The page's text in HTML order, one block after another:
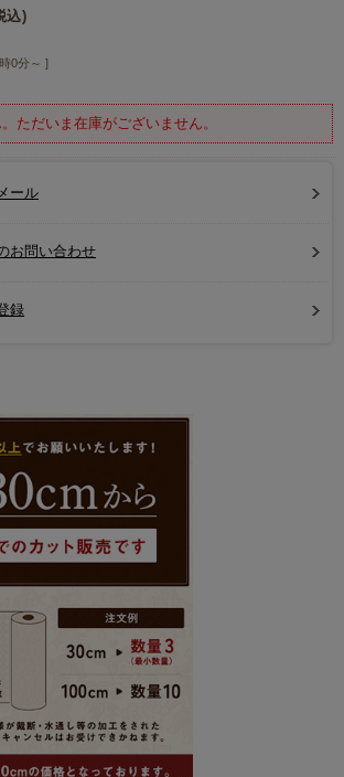
込)
0分 ～ ]
ただいま在庫がございません。
ール
お問い合わせ
録